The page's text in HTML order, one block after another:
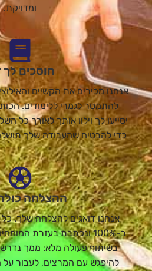
ומדויקת.
חוסכים לך
אנחנו מכירים את הקשיים
להתמסר לגמרי ללימודים.
יסייעו לך וילוו אותך לאורך כל
כדי להבטיח שהעבודה שלך
ההצלחה
אנחנו דואגים להצלחה שלך.
ב-100% ונכתבת בעזרת
בשיתוף פעולה מלא: ממך נדרש
להיפגש עם המרצים, לעבור